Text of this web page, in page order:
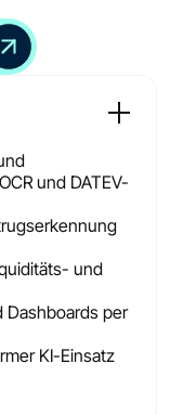
und DATEV-
und
Dashboards per
KI-Einsatz